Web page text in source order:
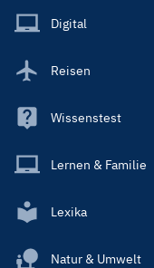
Main
Digital
Reisen
Wissenstest
Lernen & Familie
Lexika
Natur & Umwelt